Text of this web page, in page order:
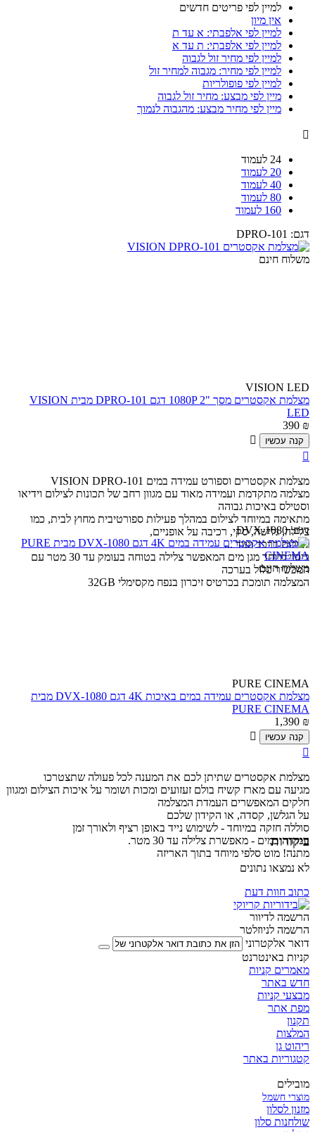
למיין לפי פריטים חדשים
אין מיון
למיין לפי אלפבתי: א עד ת
למיין לפי אלפבתי: ת עד א
למיין לפי מחיר זול לגבוה
למיין לפי מחיר: מגבוה למחיר זול
למיין לפי פופולריות
מיין לפי מבצע: מחיר זול לגבוה
מיין לפי מחיר מבצע: מהגבוה לנמוך

24 לעמוד
20 לעמוד
40 לעמוד
80 לעמוד
160 לעמוד
דגם: DPRO-101
משלוח חינם
VISION LED
מצלמת אקסטרים מסך "1080P 2 דגם DPRO-101 מבית VISION
LED
390 ₪
קנה עכשיו


מצלמת אקסטרים וספורט עמידה במים VISION DPRO-101
מצלמה מתקדמת ועמידה מאוד עם מגוון רחב של תכונות לצילום וידיאו
וסטילס באיכות גבוהה
מתאימה במיוחד לצילום במהלך פעילות ספורטיבית מחוץ לבית, כמו
צלילה, גלישה, סקי, רכיבה על אופניים,
לצילום ברכב ועוד ...
כיסוי מיוחד מגן מים המאפשר צלילה בטוחה בעומק עד 30 מטר עם
המכשיר כלול בערכה
המצלמה תומכת בכרטיס זיכרון בנפח מקסימלי 32GB
דגם: DVX-1080
משלוח חינם
PURE CINEMA
מצלמת אקסטרים עמידה במים באיכות 4K דגם DVX-1080 מבית
PURE CINEMA
1,390 ₪
קנה עכשיו


מצלמת אקסטרים שתיתן לכם את המענה לכל פעולה שתצטרכו
מגיעה עם מארז קשיח בולם זעזועים ומכות ושומר על איכות הצילום ומגוון
חלקים המאפשרים העמדת המצלמה
על הגלשן, קסדה, או הקידון שלכם
סוללה חזקה במיוחד - לשימוש נייד באופן רציף ולאורך זמן
עמידה במים - מאפשרת צלילה עד 30 מטר.
מתנה! מוט סלפי מיוחד בתוך האריזה
ביקורות
לא נמצאו נתונים
כתוב חוות דעת
הרשמה לדיוור
הרשמה לניוזלטר
דואר אלקטרוני
קניות באינטרנט
מאמרים קניות
חדש באתר
מבצעי קניות
מפת אתר
תקנון
המלצות
ריהוט גן
קטגוריות באתר
מובילים
מוצרי חשמל
מזנון לסלון
שולחנות סלון